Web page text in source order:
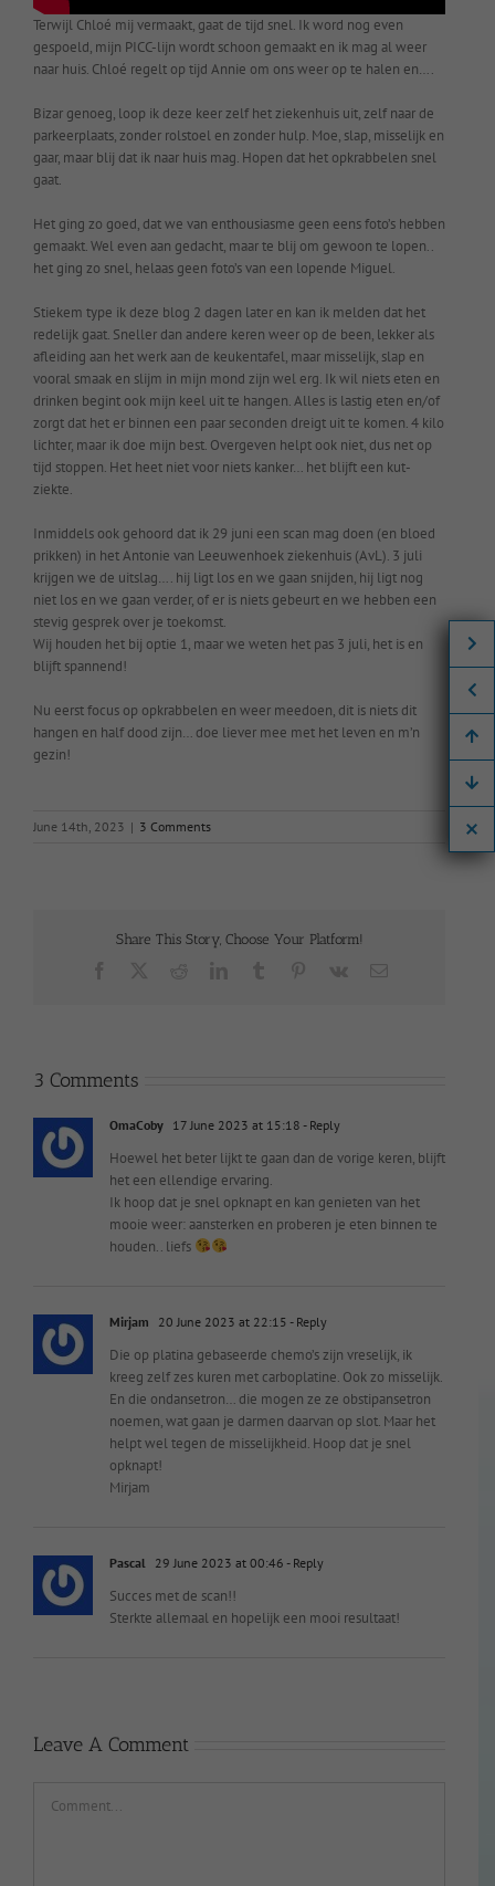
Terwijl Chloé mij vermaakt, gaat de tijd snel. Ik word nog even
gespoeld, mijn PICC-lijn wordt schoon gemaakt en ik mag al weer
naar huis. Chloé regelt op tijd Annie om ons weer op te halen en….
Bizar genoeg, loop ik deze keer zelf het ziekenhuis uit, zelf naar de
parkeerplaats, zonder rolstoel en zonder hulp. Moe, slap, misselijk en
gaar, maar blij dat ik naar huis mag. Hopen dat het opkrabbelen snel
gaat.
Het ging zo goed, dat we van enthousiasme geen eens foto’s hebben
gemaakt. Wel even aan gedacht, maar te blij om gewoon te lopen..
het ging zo snel, helaas geen foto’s van een lopende Miguel.
Stiekem type ik deze blog 2 dagen later en kan ik melden dat het
redelijk gaat. Sneller dan andere keren weer op de been, lekker als
afleiding aan het werk aan de keukentafel, maar misselijk, slap en
vooral smaak en slijm in mijn mond zijn wel erg. Ik wil niets eten en
drinken begint ook mijn keel uit te hangen. Alles is lastig eten en/of
zorgt dat het er binnen een paar seconden dreigt uit te komen. 4 kilo
lichter, maar ik doe mijn best. Overgeven helpt ook niet, dus net op
tijd stoppen. Het heet niet voor niets kanker… het blijft een kut-
ziekte.
Inmiddels ook gehoord dat ik 29 juni een scan mag doen (en bloed
prikken) in het Antonie van Leeuwenhoek ziekenhuis (AvL). 3 juli
krijgen we de uitslag…. hij ligt los en we gaan snijden, hij ligt nog
niet los en we gaan verder, of er is niets gebeurt en we hebben een
stevig gesprek over je toekomst.
Wij houden het bij optie 1, maar we weten het pas 3 juli, het is en
blijft spannend!
Nu eerst focus op opkrabbelen en weer meedoen, dit is niets dit
hangen en half dood zijn… doe liever mee met het leven en m’n
gezin!
June 14th, 2023 | 3 Comments
Share This Story, Choose Your Platform!
3 Comments
OmaCoby 17 June 2023 at 15:18 - Reply
Hoewel het beter lijkt te gaan dan de vorige keren, blijft
het een ellendige ervaring.
Ik hoop dat je snel opknapt en kan genieten van het
mooie weer: aansterken en proberen je eten binnen te
houden.. liefs
Mirjam 20 June 2023 at 22:15 - Reply
Die op platina gebaseerde chemo’s zijn vreselijk, ik
kreeg zelf zes kuren met carboplatine. Ook zo misselijk.
En die ondansetron… die mogen ze ze obstipansetron
noemen, wat gaan je darmen daarvan op slot. Maar het
helpt wel tegen de misselijkheid. Hoop dat je snel
opknapt!
Mirjam
Pascal 29 June 2023 at 00:46 - Reply
Succes met de scan!!
Sterkte allemaal en hopelijk een mooi resultaat!
Leave A Comment